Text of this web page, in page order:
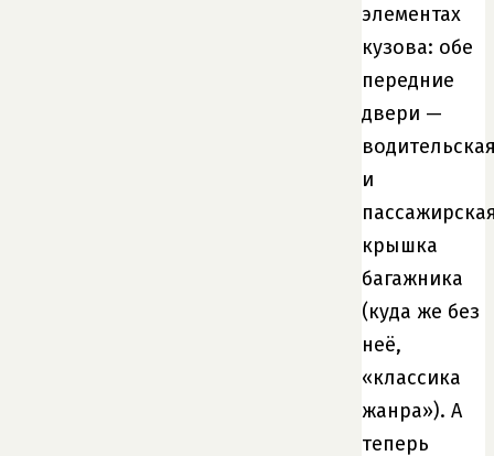
элементах
кузова: обе
передние
двери —
и
крышка
багажника
(куда же без
неё,
«классика
жанра»). А
теперь